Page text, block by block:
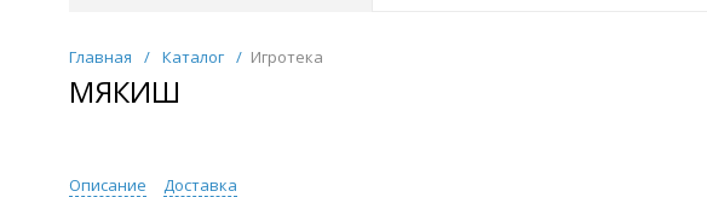
Главная / Каталог / Игротека
МЯКИШ
Описание Доставка